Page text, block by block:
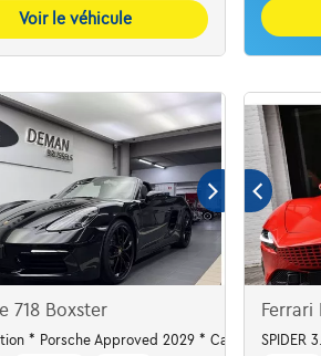
Voir le véhicule
718 Boxster
* Porsche Approved 2029 * Carbone *
Ferrari
SPIDER